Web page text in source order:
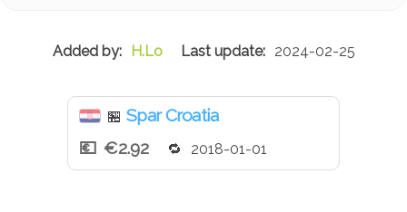
H.Lo 2024-02-25
🏪 Spar Croatia
€2.92
2018-01-01